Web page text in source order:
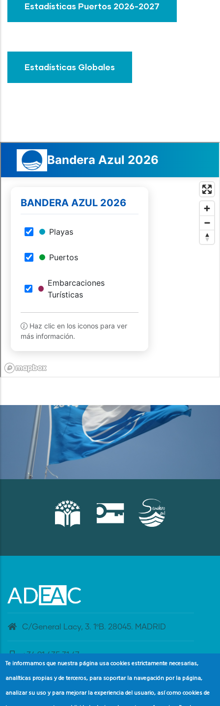
Estadísticas Puertos 2026-2027
Estadísticas Globales
C/General Lacy, 3. 1ºB. 28045. MADRID
+34 91 435 31 47
banderaazul@adeac.es
Te informamos que nuestra página usa cookies estrictamente necesarias,
analíticas propias y de terceros, para soportar la navegación por la página,
analizar su uso y para mejorar la experiencia del usuario, así como cookies de